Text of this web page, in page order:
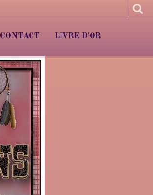
CONTACT LIVRE D'OR